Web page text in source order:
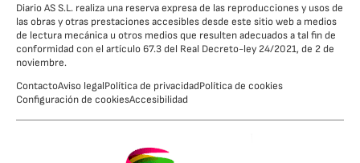
Diario AS S.L. realiza una reserva expresa de las reproducciones y usos de
las obras y otras prestaciones accesibles desde este sitio web a medios
de lectura mecánica u otros medios que resulten adecuados a tal fin de
conformidad con el artículo 67.3 del Real Decreto-ley 24/2021, de 2 de
noviembre.
ContactoAviso legalPolítica de privacidadPolítica de cookies
Configuración de cookiesAccesibilidad